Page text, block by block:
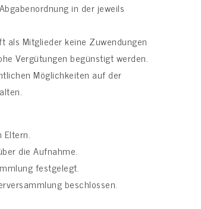
in der jeweils
als Mitglieder keine Zuwendungen
Vergütungen begünstigt werden.
Möglichkeiten auf der
die Aufnahme.
festgelegt.
beschlossen.